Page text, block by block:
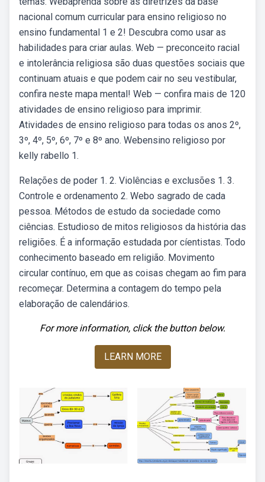
nacional comum curricular para ensino religioso no
ensino fundamental 1 e 2! Descubra como usar as
habilidades para criar aulas. Web — preconceito racial
e intolerância religiosa são duas questões sociais que
continuam atuais e que podem cair no seu vestibular,
confira neste mapa mental! Web — confira mais de 120
atividades de ensino religioso para imprimir.
Atividades de ensino religioso para todas os anos 2º,
3º, 4º, 5º, 6º, 7º e 8º ano. Webensino religioso por
kelly rabello 1.
Relações de poder 1. 2. Violências e exclusões 1. 3.
Controle e ordenamento 2. Webo sagrado de cada
pessoa. Métodos de estudo da sociedade como
ciências. Estudioso de mitos religiosos da história das
religiões. É a informação estudada por cíentistas. Todo
conhecimento baseado em religião. Movimento
circular contínuo, em que as coisas chegam ao fim para
recomeçar. Determina a contagem do tempo pela
elaboração de calendários.
For more information, click the button below.
LEARN MORE